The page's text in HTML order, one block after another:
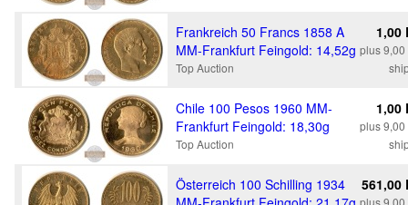
Frankreich 50 Francs 1858 A
MM-Frankfurt Feingold: 14,52g
Top Auction
1,00
plus 9,00
Chile 100 Pesos 1960 MM-
Frankfurt Feingold: 18,30g
Top Auction
1,00
plus 9,00
Österreich 100 Schilling 1934
561,00
plus 9,00